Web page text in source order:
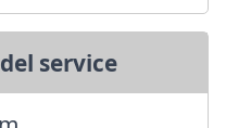
service